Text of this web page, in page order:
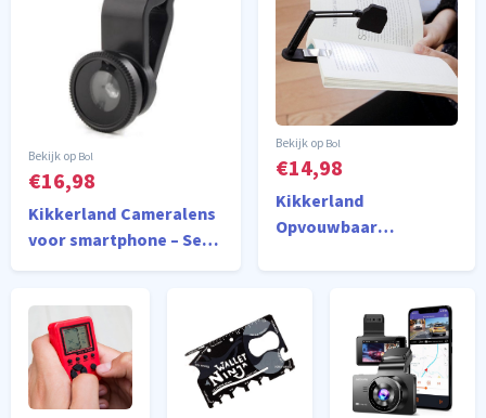
Bol
€16,98
Kikkerland Cameralens
voor smartphone – Set
van 3 –
– Fotograferen -
Telefoonlens - Kadotip
Bol
€14,98
Kikkerland
Opvouwbaar